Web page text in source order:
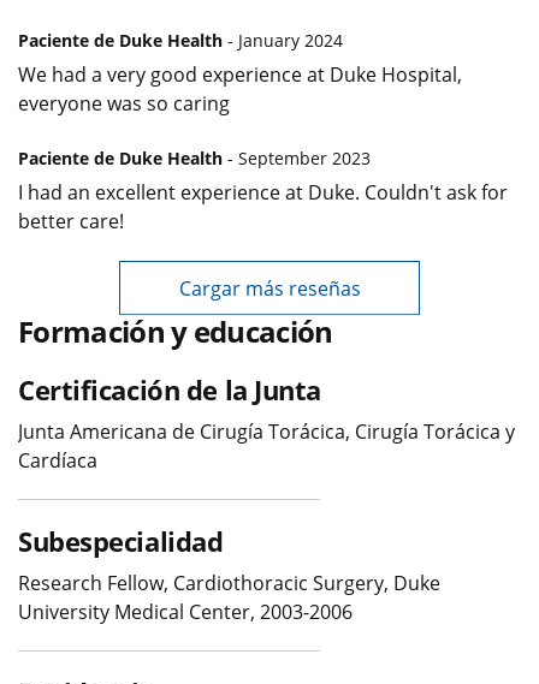
Paciente de Duke Health - January 2024
We had a very good experience at Duke Hospital,
everyone was so caring
Paciente de Duke Health - September 2023
I had an excellent experience at Duke. Couldn't ask for
better care!
Cargar más reseñas
Formación y educación
Certificación de la Junta
Junta Americana de Cirugía Torácica, Cirugía Torácica y
Cardíaca
Subespecialidad
Research Fellow, Cardiothoracic Surgery, Duke
University Medical Center, 2003-2006